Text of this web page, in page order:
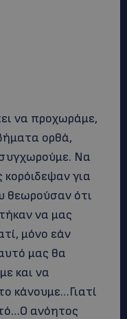
να προχωράμε,
ορθά,
Να
για
θεωρούσαν ότι
να μας
μόνο εάν
μας θα
και να
κάνουμε…Γιατί
ανόητος